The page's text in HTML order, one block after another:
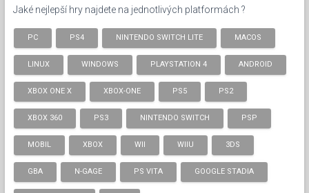
Jaké nejlepší hry najdete na jednotlivých platformách ?
PC PS4 NINTENDO SWITCH LITE MACOS
LINUX WINDOWS PLAYSTATION 4 ANDROID
XBOX ONE X XBOX-ONE PS5 PS2
XBOX 360 PS3 NINTENDO SWITCH PSP
MOBIL XBOX WII WIIU 3DS
GBA N-GAGE PS VITA GOOGLE STADIA